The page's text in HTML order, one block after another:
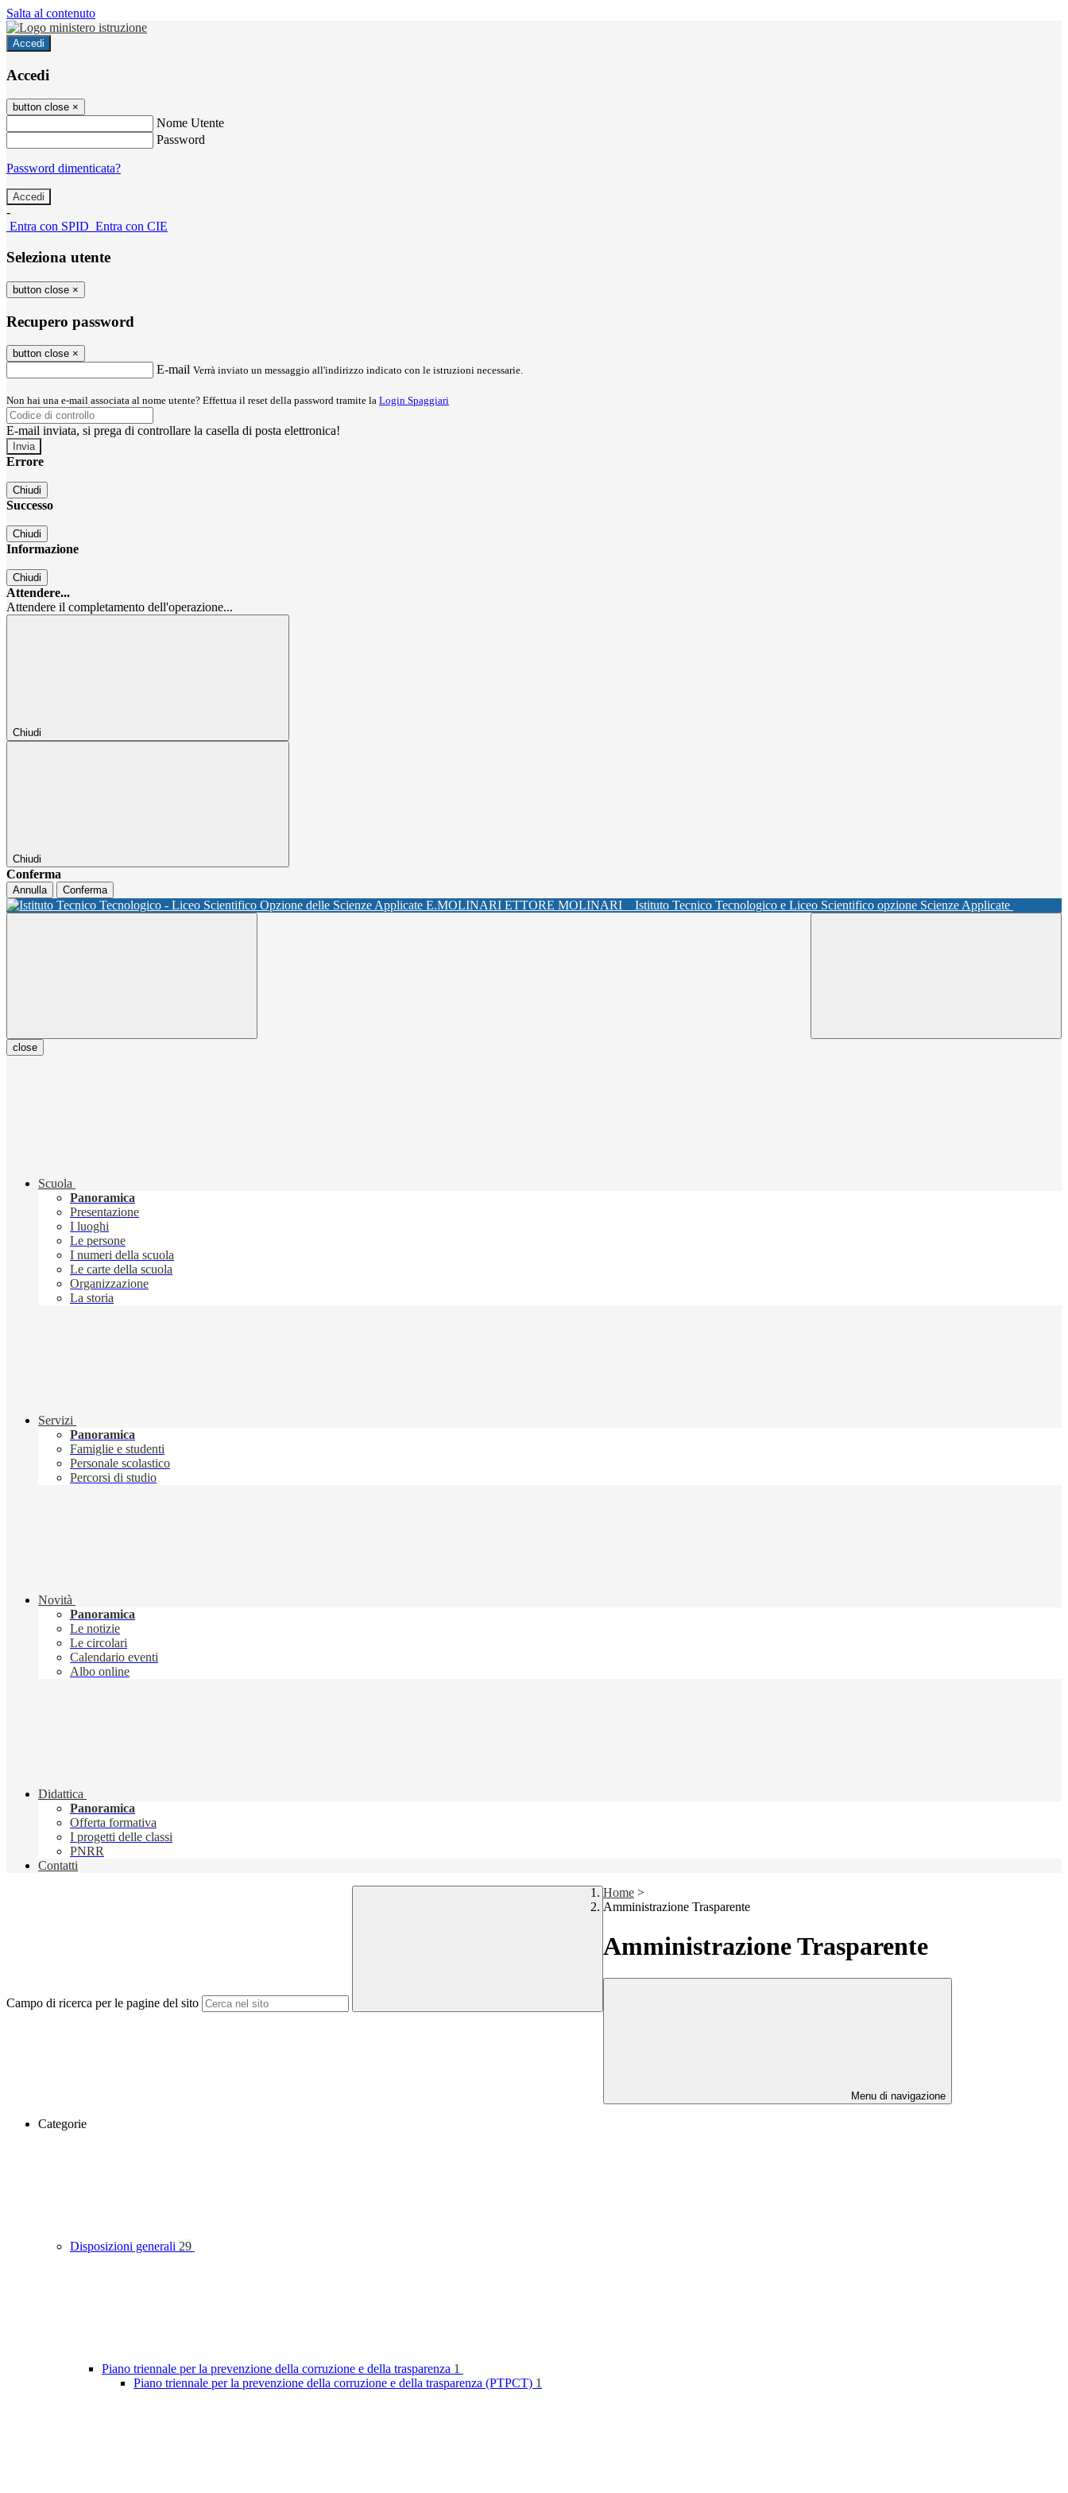
Salta al contenuto
Accedi
Accedi
button close ×
Nome Utente
Password
Password dimenticata?
-
Entra con SPID Entra con CIE
Seleziona utente
button close ×
Recupero password
button close ×
E-mail Verrà inviato un messaggio all'indirizzo indicato con le istruzioni necessarie.
Non hai una e-mail associata al nome utente? Effettua il reset della password tramite la Login Spaggiari
E-mail inviata, si prega di controllare la casella di posta elettronica!
Errore
Chiudi
Successo
Chiudi
Informazione
Chiudi
Attendere...
Attendere il completamento dell'operazione...
Chiudi
Chiudi
Conferma
Annulla Conferma
ETTORE MOLINARI Istituto Tecnico Tecnologico e Liceo Scientifico opzione Scienze Applicate
close
Scuola
Panoramica
Presentazione
I luoghi
Le persone
I numeri della scuola
Le carte della scuola
Organizzazione
La storia
Servizi
Panoramica
Famiglie e studenti
Personale scolastico
Percorsi di studio
Novità
Panoramica
Le notizie
Le circolari
Calendario eventi
Albo online
Didattica
Panoramica
Offerta formativa
I progetti delle classi
PNRR
Contatti
Campo di ricerca per le pagine del sito
Home >
Amministrazione Trasparente
Amministrazione Trasparente
Menu di navigazione
Categorie
Disposizioni generali 29
Piano triennale per la prevenzione della corruzione e della trasparenza 1
Piano triennale per la prevenzione della corruzione e della trasparenza (PTPCT) 1